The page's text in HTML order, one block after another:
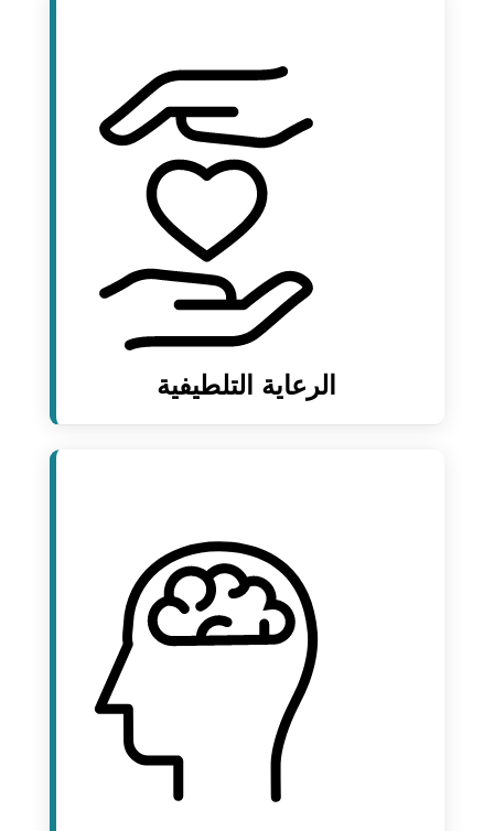
الرعاية التلطيفية